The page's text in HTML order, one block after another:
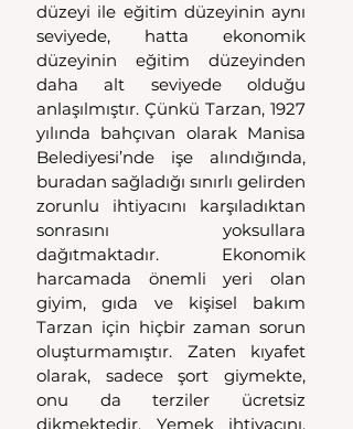
düzeyi ile eğitim düzeyinin aynı
seviyede, hatta ekonomik
düzeyinin eğitim düzeyinden
daha alt seviyede olduğu
anlaşılmıştır. Çünkü Tarzan, 1927
yılında bahçıvan olarak Manisa
Belediyesi’nde işe alındığında,
buradan sağladığı sınırlı gelirden
zorunlu ihtiyacını karşıladıktan
sonrasını yoksullara
dağıtmaktadır. Ekonomik
harcamada önemli yeri olan
giyim, gıda ve kişisel bakım
Tarzan için hiçbir zaman sorun
oluşturmamıştır. Zaten kıyafet
olarak, sadece şort giymekte,
onu da terziler ücretsiz
dikmektedir. Yemek ihtiyacını,